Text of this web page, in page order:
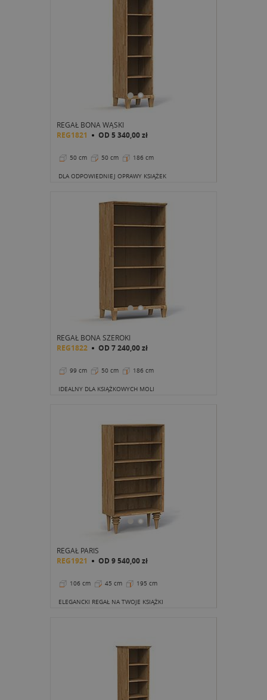
REGAŁ BONA WĄSKI
REG1821 OD 5 340,00 zł
50 cm 50 cm 186 cm
DLA ODPOWIEDNIEJ OPRAWY KSIĄŻEK
REGAŁ BONA SZEROKI
REG1822 OD 7 240,00 zł
99 cm 50 cm 186 cm
IDEALNY DLA KSIĄŻKOWYCH MOLI
REGAŁ PARIS
REG1921 OD 9 540,00 zł
106 cm 45 cm 195 cm
ELEGANCKI REGAŁ NA TWOJE KSIĄŻKI